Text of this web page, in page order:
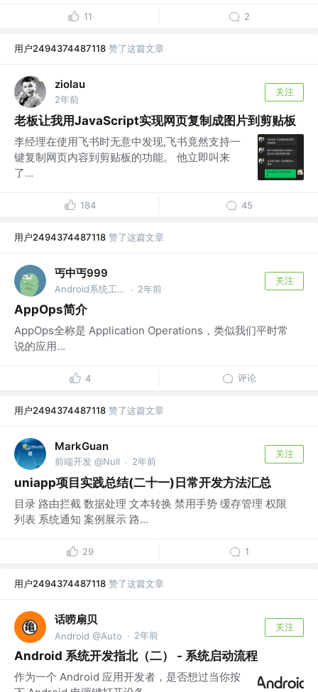
11 2
用户2494374487118 赞了这篇文章
ziolau
2年前
关注
老板让我用JavaScript实现网页复制成图片到剪贴板
李经理在使用飞书时无意中发现,飞书竟然支持一
键复制网页内容到剪贴板的功能。 他立即叫来
了...
184 45
用户2494374487118 赞了这篇文章
丐中丐999
Android系统工程师 · 2年前
关注
AppOps简介
AppOps全称是 Application Operations，类似我们平时常
说的应用...
4 评论
用户2494374487118 赞了这篇文章
MarkGuan
前端开发 @Null · 2年前
关注
uniapp项目实践总结(二十一)日常开发方法汇总
目录 路由拦截 数据处理 文本转换 禁用手势 缓存管理 权限
列表 系统通知 案例展示 路...
29 1
用户2494374487118 赞了这篇文章
话唠扇贝
Android @Auto · 2年前
关注
Android 系统开发指北（二） - 系统启动流程
作为一个 Android 应用开发者，是否想过当你按